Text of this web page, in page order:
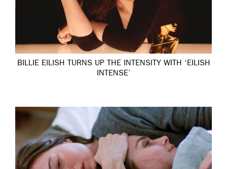
BILLIE EILISH TURNS UP THE INTENSITY WITH ‘EILISH
INTENSE’